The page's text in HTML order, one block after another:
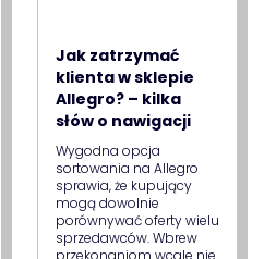
Jak zatrzymać
klienta w sklepie
Allegro? – kilka
słów o nawigacji
Wygodna opcja
sortowania na Allegro
sprawia, że kupujący
mogą dowolnie
porównywać oferty wielu
sprzedawców. Wbrew
przekonaniom wcale nie